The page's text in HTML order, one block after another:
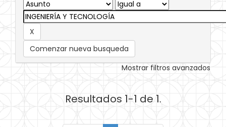
Comenzar nueva busqueda
Mostrar filtros avanzados
Resultados 1-1 de 1.